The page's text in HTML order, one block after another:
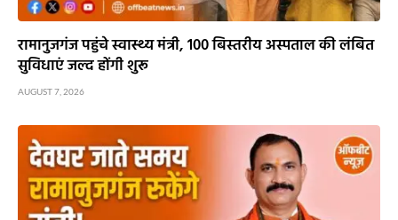
रामानुजगंज पहुंचे स्वास्थ्य मंत्री, 100 बिस्तरीय अस्पताल की लंबित
सुविधाएं जल्द होंगी शुरू
AUGUST 7, 2026